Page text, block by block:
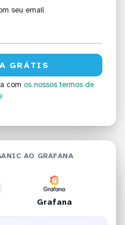
seu email
com os nossos termos de
AO GRAFANA
Grafana